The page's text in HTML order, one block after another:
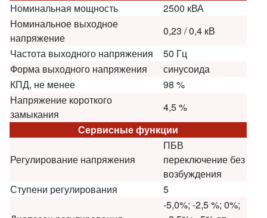
Номинальная мощность
2500 кВА
Номинальное выходное
напряжение
0,23 / 0,4 кВ
Частота выходного напряжения
50 Гц
Форма выходного напряжения
синусоида
КПД, не менее
98 %
Напряжение короткого
замыкания
4,5 %
Сервисные функции
Регулирование напряжения
ПБВ
переключение без
возбуждения
Ступени регулирования
5
-5,0%; -2,5 %; 0%;